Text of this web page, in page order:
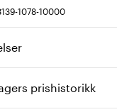
1078-10000
prishistorikk